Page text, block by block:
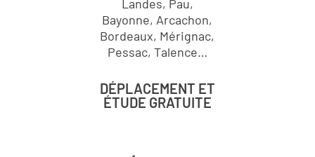
Landes, Pau,
Bayonne, Arcachon,
Bordeaux, Mérignac,
Pessac, Talence…
DÉPLACEMENT ET
ÉTUDE GRATUITE